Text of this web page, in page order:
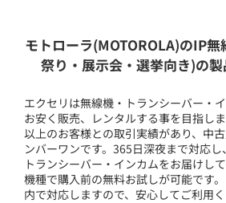
モトローラ(MOTOROLA)のIP
祭り・展示会・選挙向き)の
エクセリは無線機・トランシーバー・
お安く販売、レンタルする事を目指し
以上のお客様との取引実績があり、中
ンバーワンです。365日深夜まで対応し
トランシーバー・インカムをお届けし
機種で購入前の無料お試しが可能です
内で対応しますので、安心してご利用く